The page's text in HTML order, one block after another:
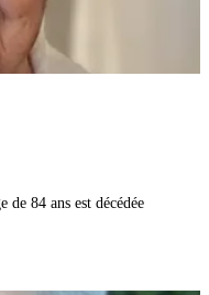
de 84 ans est décédée